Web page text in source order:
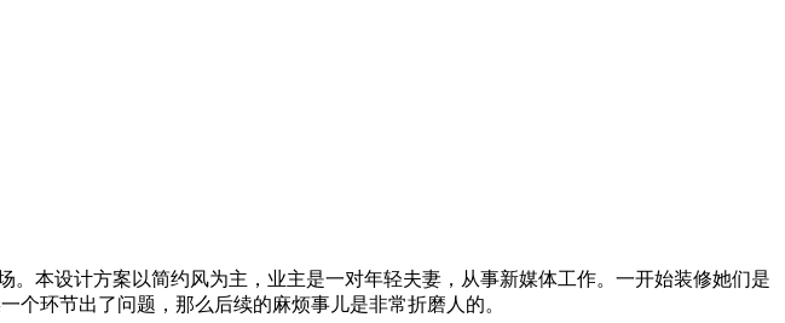
本设计方案以简约风为主，业主是一对年轻夫妻，从事新媒体工作。一开始装修她们是
环节出了问题，那么后续的麻烦事儿是非常折磨人的。